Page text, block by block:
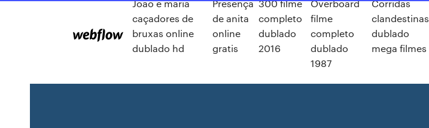
João e maria
caçadores de
bruxas online
dublado hd
Presença
de anita
online
gratis
300 filme
completo
dublado
2016
Overboard
filme
completo
dublado
1987
Corridas
clandestinas
dublado
mega filmes